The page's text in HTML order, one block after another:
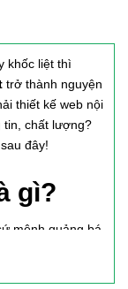
khốc liệt thì
trở thành nguyện
thiết kế web nội
tin, chất lượng?
đây!
gì?
mệnh quảng bá,
các sản phẩm
vào loại web